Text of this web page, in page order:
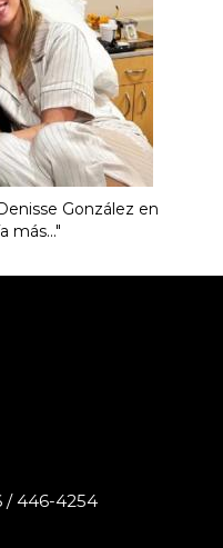
González en
más..."
/ 446-4254